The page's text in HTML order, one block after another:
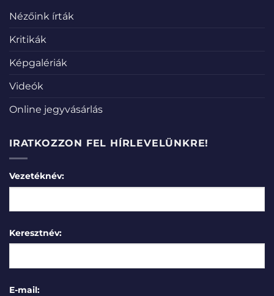
Nézőink írták
Kritikák
Képgalériák
Videók
Online jegyvásárlás
IRATKOZZON FEL HÍRLEVELÜNKRE!
Vezetéknév:
Keresztnév:
E-mail: